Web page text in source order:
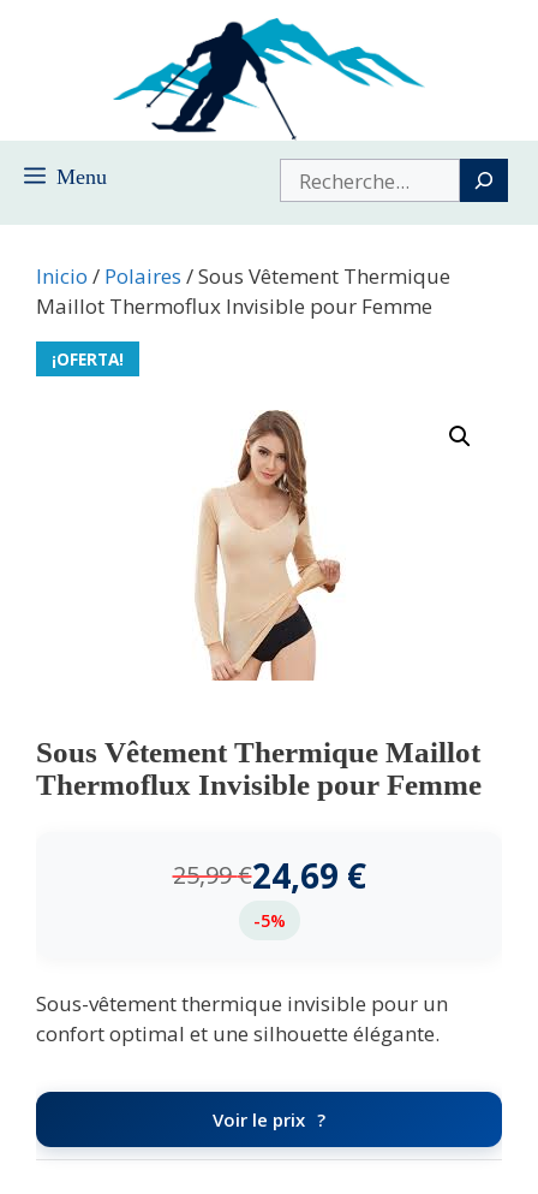
Menu Buscar
Inicio / Polaires / Sous Vêtement Thermique
Maillot Thermoflux Invisible pour Femme
¡OFERTA!
Sous Vêtement Thermique Maillot
Thermoflux Invisible pour Femme
25,99€24,69 €
-5%
Sous-vêtement thermique invisible pour un
confort optimal et une silhouette élégante.
Voir le prix